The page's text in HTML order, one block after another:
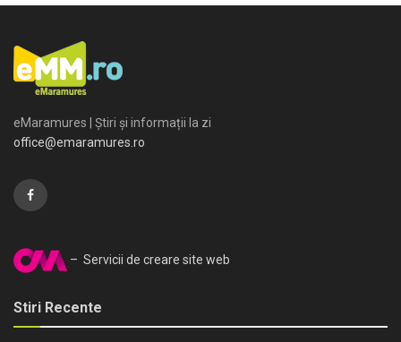
eMaramures | Știri și informații la zi
office@emaramures.ro
– Servicii de creare site web
Stiri Recente